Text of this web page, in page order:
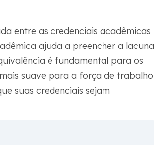
entre as credenciais acadêmicas
ajuda a preencher a lacuna
é fundamental para os
suave para a força de trabalho
suas credenciais sejam